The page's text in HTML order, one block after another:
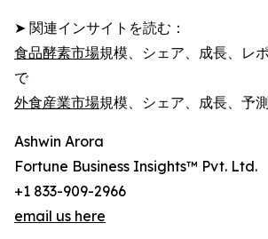
➤ 関連インサイトを読む：
食品酵素市場規模、シェア、成長、レ
で
外食産業市場規模、シェア、成長、予
Ashwin Arora
Fortune Business Insights™ Pvt. Ltd.
+1 833-909-2966
email us here